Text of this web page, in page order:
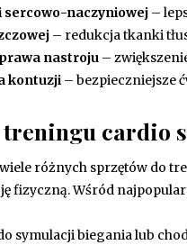
sercowo-naczyniowej –
– redukcja tkanki
nastroju –
kontuzji – bezpieczniejsze
cardio
różnych sprzętów do
fizyczną. Wśród
symulacji biegania lub